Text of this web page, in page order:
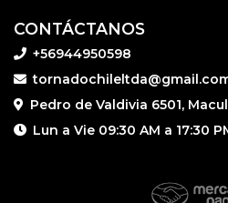
CONTÁCTANOS
+56944950598
Pedro de Valdivia 6501, Macul
Lun a Vie 09:30 AM a 17:30